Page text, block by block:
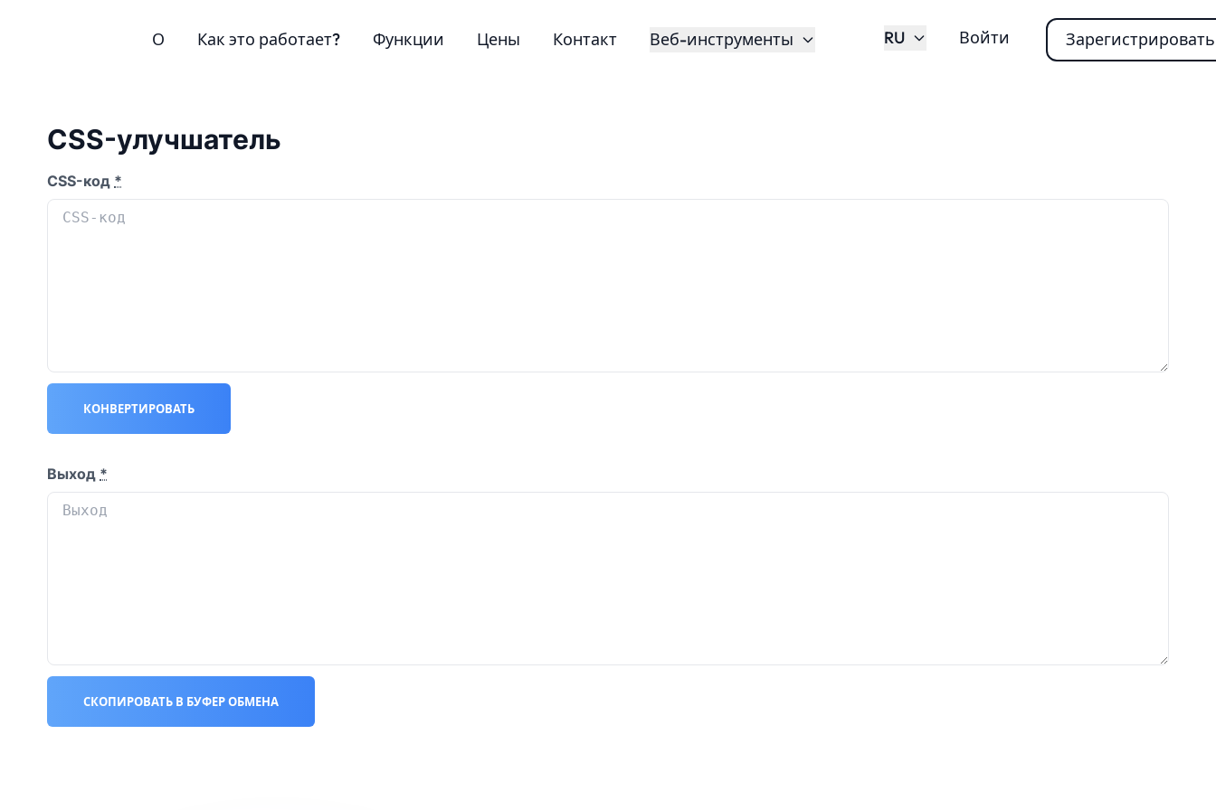
О Как это работает? Функции Цены Контакт Веб-инструменты RU Войти
CSS-улучшатель
CSS-код *
КОНВЕРТИРОВАТЬ
Выход *
СКОПИРОВАТЬ В БУФЕР ОБМЕНА